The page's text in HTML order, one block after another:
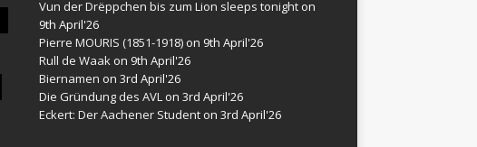
Vun der Drëppchen bis zum Lion sleeps tonighton
9th April'26
Pierre MOURIS (1851-1918)on 9th April'26
Rull de Waakon 9th April'26
Biernamen on 3rd April'26
Die Gründung des AVLon 3rd April'26
Eckert: Der Aachener Studenton 3rd April'26